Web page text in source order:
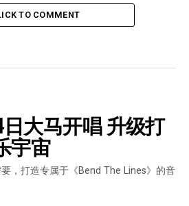
TO COMMENT
日大马开唱 升级打
宇宙
，打造专属于《Bend The Lines》的音